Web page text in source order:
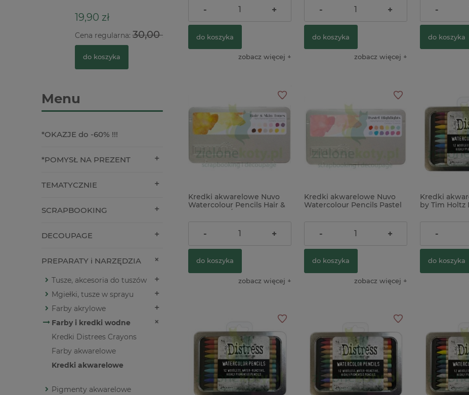
19,90 zł
Cena regularna:30,00 zł
do koszyka
do koszyka Cena regularna:26,00 zł
Menu
*OKAZJE do -60% !!!
*POMYSŁ NA PREZENT
TEMATYCZNIE
SCRAPBOOKING
DECOUPAGE
PREPARATY i NARZĘDZIA
Tusze, akcesoria do tuszów
Mgiełki, tusze w sprayu
Farby akrylowe
Farby i kredki wodne
Kredki Distrees Crayons
Farby akwarelowe
Kredki akwarelowe
Pigmenty akwarelowe
11,90 zł
- +
do koszyka
zobacz więcej
48,00 zł
- +
do koszyka
zobacz więcej
48,00 zł
-
do koszyka
Kredki akwarelowe Nuvo
Watercolour Pencils Hair &
Skin Tones / odcienie skóry
48,00 zł
- +
do koszyka
zobacz więcej
Kredki akwarelowe Nuvo
Watercolour Pencils Pastel
48,00 zł
- +
do koszyka
zobacz więcej
Kredki
by Tim Holtz
109,00 zł
-
do koszyka